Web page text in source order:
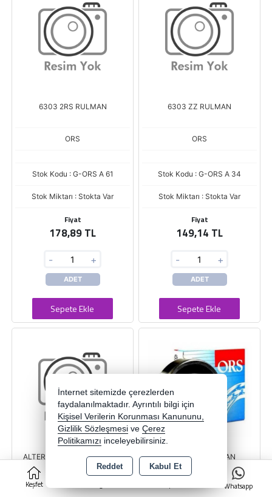
Keşfet
0
Whatsapp
6303 2RS RULMAN
ORS
Stok Kodu : G-ORS A 61
Stok Miktarı : Stokta Var
Fiyat
178,89 TL
- +
ADET
Sepete Ekle
6303 ZZ RULMAN
ORS
Stok Kodu : G-ORS A 34
Stok Miktarı : Stokta Var
Fiyat
149,14 TL
- +
ADET
Sepete Ekle
ALTERNATÖR RULMAN SACI
125A 29 x 5082
GPA
62304 2RS RULMAN
ORS
İnternet sitemizde çerezlerden
faydalanılmaktadır. Ayrıntılı bilgi için
Kişisel Verilerin Korunması Kanununu,
Gizlilik Sözleşmesi ve Çerez
Politikamızı inceleyebilirsiniz.
Reddet Kabul Et